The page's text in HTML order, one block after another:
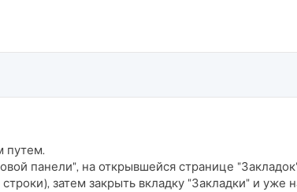
путем.
панели", на открывшейся странице
затем закрыть вкладку "Закладки" и уже